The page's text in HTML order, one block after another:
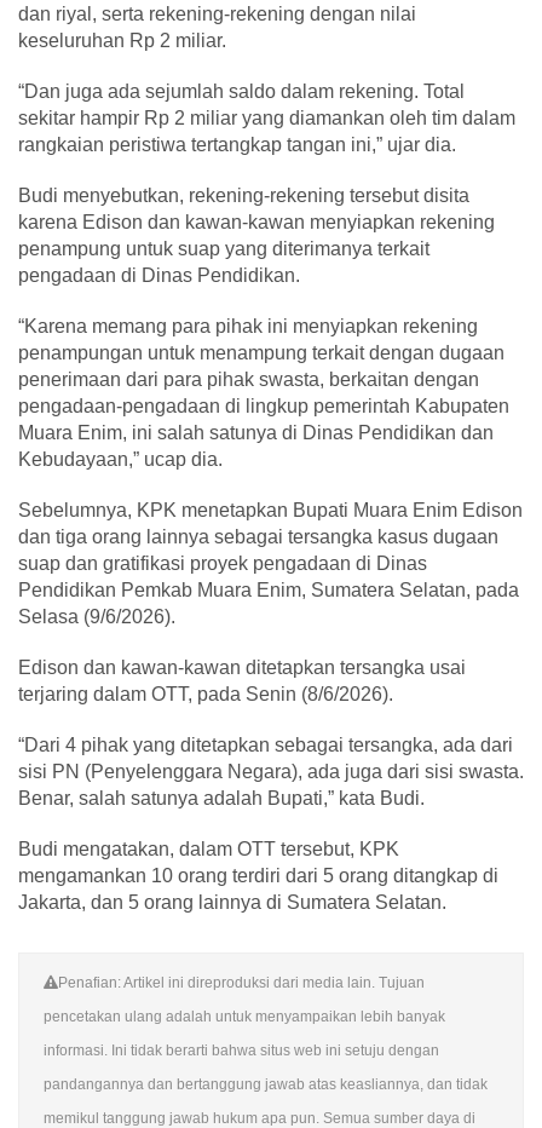
dan riyal, serta rekening-rekening dengan nilai
keseluruhan Rp 2 miliar.
“Dan juga ada sejumlah saldo dalam rekening. Total
sekitar hampir Rp 2 miliar yang diamankan oleh tim dalam
rangkaian peristiwa tertangkap tangan ini,” ujar dia.
Budi menyebutkan, rekening-rekening tersebut disita
karena Edison dan kawan-kawan menyiapkan rekening
penampung untuk suap yang diterimanya terkait
pengadaan di Dinas Pendidikan.
“Karena memang para pihak ini menyiapkan rekening
penampungan untuk menampung terkait dengan dugaan
penerimaan dari para pihak swasta, berkaitan dengan
pengadaan-pengadaan di lingkup pemerintah Kabupaten
Muara Enim, ini salah satunya di Dinas Pendidikan dan
Kebudayaan,” ucap dia.
Sebelumnya, KPK menetapkan Bupati Muara Enim Edison
dan tiga orang lainnya sebagai tersangka kasus dugaan
suap dan gratifikasi proyek pengadaan di Dinas
Pendidikan Pemkab Muara Enim, Sumatera Selatan, pada
Selasa (9/6/2026).
Edison dan kawan-kawan ditetapkan tersangka usai
terjaring dalam OTT, pada Senin (8/6/2026).
“Dari 4 pihak yang ditetapkan sebagai tersangka, ada dari
sisi PN (Penyelenggara Negara), ada juga dari sisi swasta.
Benar, salah satunya adalah Bupati,” kata Budi.
Budi mengatakan, dalam OTT tersebut, KPK
mengamankan 10 orang terdiri dari 5 orang ditangkap di
Jakarta, dan 5 orang lainnya di Sumatera Selatan.
Penafian: Artikel ini direproduksi dari media lain. Tujuan
pencetakan ulang adalah untuk menyampaikan lebih banyak
informasi. Ini tidak berarti bahwa situs web ini setuju dengan
pandangannya dan bertanggung jawab atas keasliannya, dan tidak
memikul tanggung jawab hukum apa pun. Semua sumber daya di